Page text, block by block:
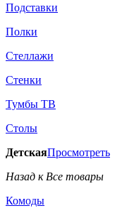
Подставки
Полки
Стеллажи
Стенки
Тумбы ТВ
Столы
ДетскаяПросмотреть
Назад к Все товары
Комоды